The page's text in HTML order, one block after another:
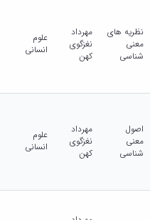
نظریه های
معنی
شناسی
مهرداد
نغزگوی
کهن
علوم
انسانی
اصول
معنی
شناسی
مهرداد
نغزگوی
کهن
علوم
انسانی